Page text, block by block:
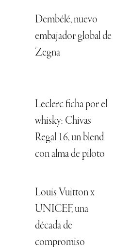
Dembélé, nuevo
embajador global de
Zegna
Leclerc ficha por el
whisky: Chivas
Regal 16, un blend
con alma de piloto
Louis Vuitton x
UNICEF, una
década de
compromiso